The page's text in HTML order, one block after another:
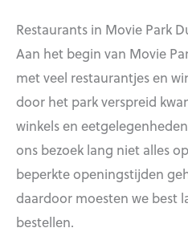
Restaurants in Movie Park
Aan het begin van Movie
met veel restaurantjes en
door het park verspreid
winkels en
ons bezoek lang niet alles
beperkte openingstijden
daardoor moesten we best
bestellen.